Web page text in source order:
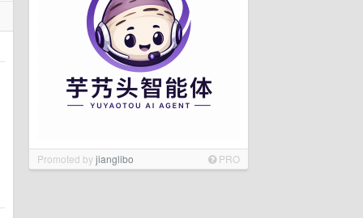
Promoted byjianglibo PRO